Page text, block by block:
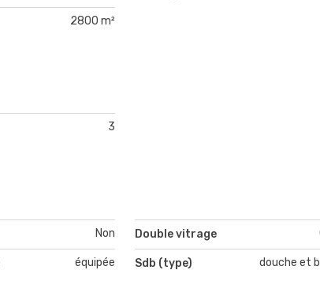
2800 m²
3
Non Double vitrage
équipée Sdb (type) douche et